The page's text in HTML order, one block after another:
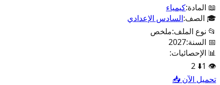
📖 المادة:كيمياء
🎓 الصف:السادس الإعدادي
📂 نوع الملف:ملخص
📅 السنة:2027
📊 الإحصائيات:
👁️
1
⬇️
2
تحميل الآن 📥